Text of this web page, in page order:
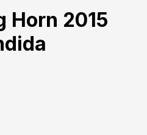
Horn 2015